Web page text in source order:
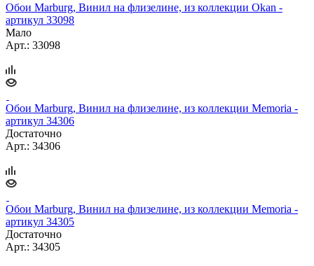
Обои Marburg, Винил на флизелине, из коллекции Okan -
артикул 33098
Мало
Арт.: 33098
Обои Marburg, Винил на флизелине, из коллекции Memoria -
артикул 34306
Достаточно
Арт.: 34306
Обои Marburg, Винил на флизелине, из коллекции Memoria -
артикул 34305
Достаточно
Арт.: 34305